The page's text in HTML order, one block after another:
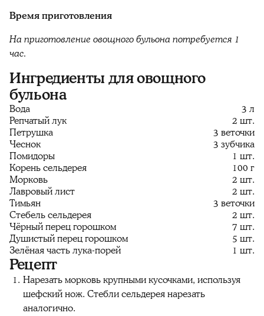
Время приготовления
На приготовление овощного бульона потребуется 1
час.
Ингредиенты для овощного
бульона
Вода
3 л
Репчатый лук
2 шт.
Петрушка
3 веточки
Чеснок
3 зубчика
Помидоры
1 шт.
Корень сельдерея
100 г
Морковь
2 шт.
Лавровый лист
2 шт.
Тимьян
3 веточки
Стебель сельдерея
2 шт.
Чёрный перец горошком
7 шт.
Душистый перец горошком
5 шт.
Зелёная часть лука-порей
1 шт.
Рецепт
Нарезать морковь крупными кусочками, используя
шефский нож. Стебли сельдерея нарезать
аналогично.